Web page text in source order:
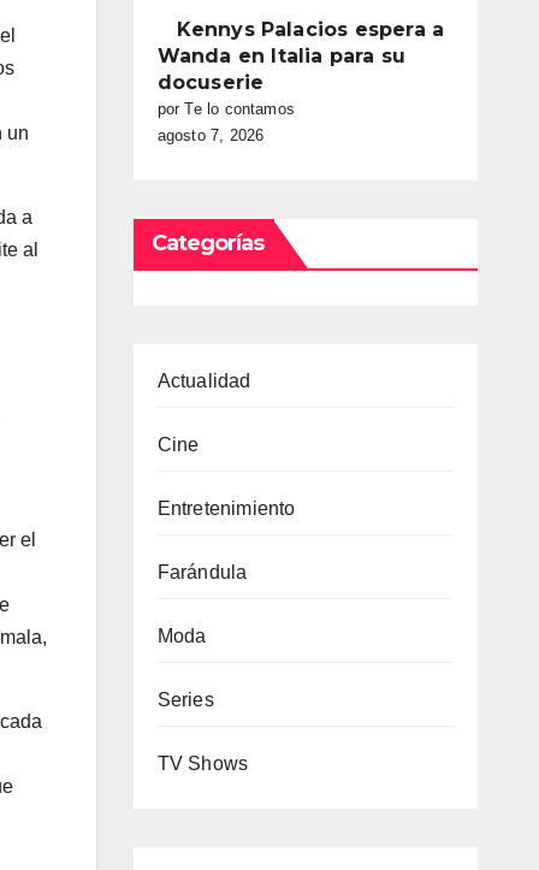
un
a
al
el
Kennys Palacios espera a
Wanda en Italia para su
docuserie
por Te lo contamos
agosto 7, 2026
Categorías
Actualidad
Cine
Entretenimiento
Farándula
Moda
Series
TV Shows